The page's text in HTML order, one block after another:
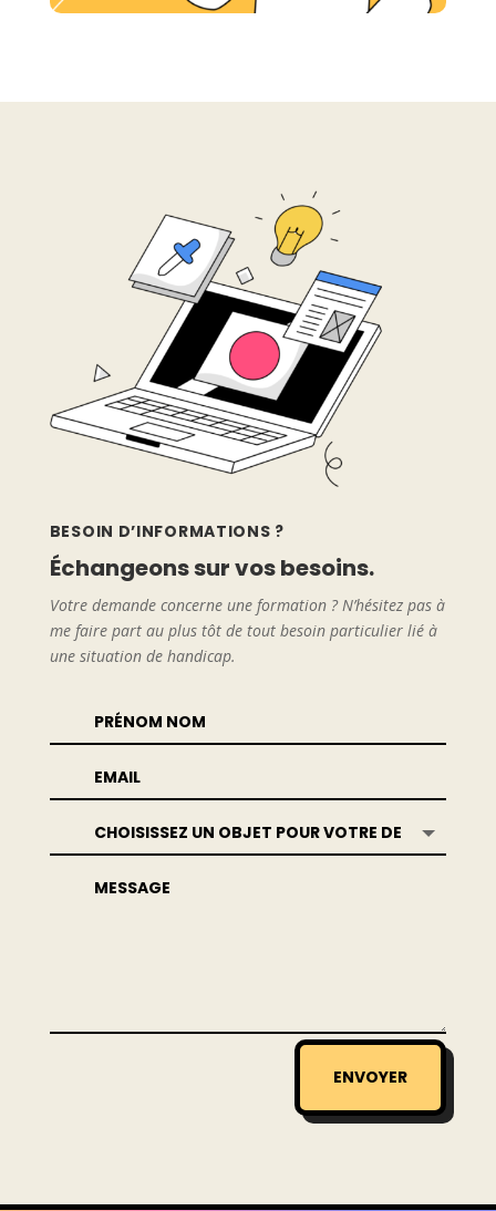
BESOIN D’INFORMATIONS ?
Échangeons sur vos besoins.
Votre demande concerne une formation ? N’hésitez pas à
me faire part au plus tôt de tout besoin particulier lié à
une situation de handicap.
ENVOYER